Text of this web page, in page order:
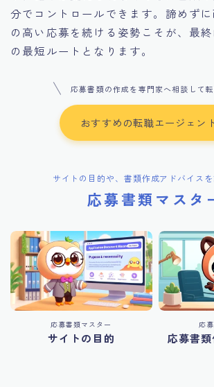
分でコントロールできます。諦めず
の高い応募を続ける姿勢こそが、最
の最短ルートとなります。
応募書類の作成を専門家へ相談して
おすすめの転職エージェン
サイトの目的や、書類作成アドバイス
応募書類マスタ
応募書類マスター
サイトの目的
応
応募書